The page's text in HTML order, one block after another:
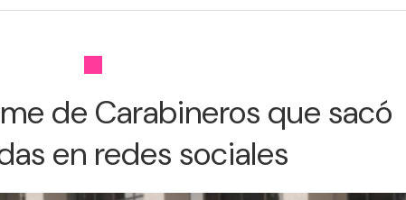
de Carabineros que sacó
en redes sociales